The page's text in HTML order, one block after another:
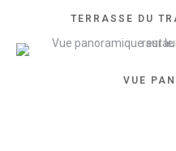
TERRASSE DU
VUE